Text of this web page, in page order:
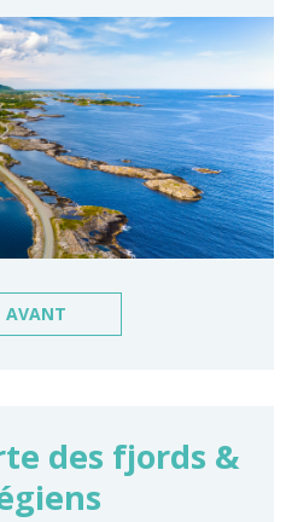
AVANT
des fjords &